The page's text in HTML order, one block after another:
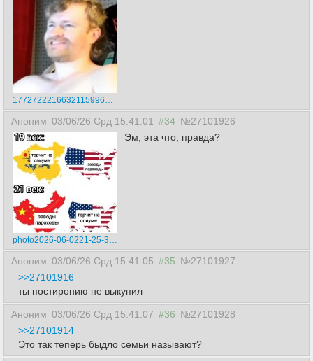
17727222166321159964.mp4
Аноним 03/06/26 Срд 15:41:01 #34 №27101926
photo2026-06-0221-25-34.jpg
Эм, эта что, правда?
Аноним 03/06/26 Срд 15:41:05 #35 №27101927
>>27101916
ты постиронию не выкупил
Аноним 03/06/26 Срд 15:41:07 #36 №27101928
>>27101914
Это так теперь быдло семьи называют?